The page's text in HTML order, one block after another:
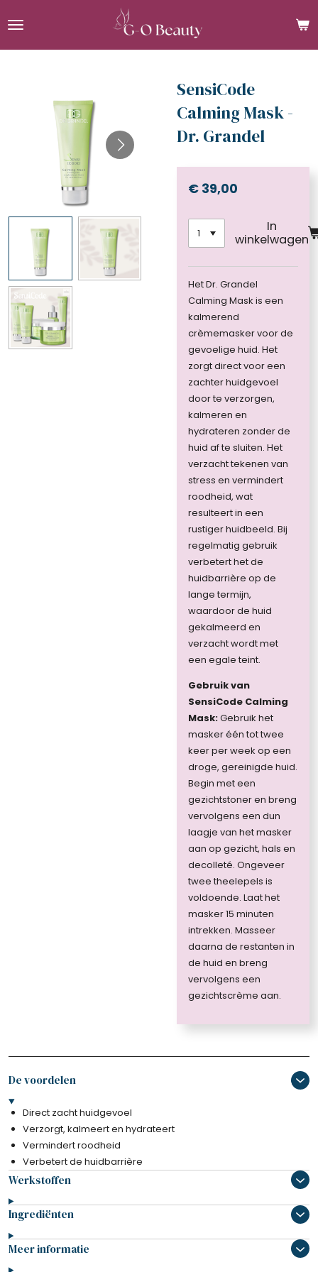
direct
naar
SensiCode
Calming Mask -
Dr. Grandel
€ 39,00
In
winkelwagen
Het Dr. Grandel
Calming Mask is een
kalmerend
crèmemasker voor de
gevoelige huid. Het
zorgt direct voor een
zachter huidgevoel
door te verzorgen,
kalmeren en
hydrateren zonder de
huid af te sluiten. Het
verzacht tekenen van
stress en vermindert
roodheid, wat
resulteert in een
rustiger huidbeeld. Bij
regelmatig gebruik
verbetert het de
huidbarrière op de
lange termijn,
waardoor de huid
gekalmeerd en
verzacht wordt met
een egale teint.
Gebruik van
SensiCode Calming
Mask:Gebruik het
masker één tot twee
keer per week op een
droge, gereinigde huid.
Begin met een
gezichtstoner en breng
vervolgens een dun
laagje van het masker
aan op gezicht, hals en
decolleté. Ongeveer
twee theelepels is
voldoende. Laat het
masker 15 minuten
intrekken. Masseer
daarna de restanten in
de huid en breng
vervolgens een
gezichtscrème aan.
De voordelen
Direct zacht huidgevoel
Verzorgt, kalmeert en hydrateert
Vermindert roodheid
Verbetert de huidbarrière
Werkstoffen
Ingrediënten
Meer informatie